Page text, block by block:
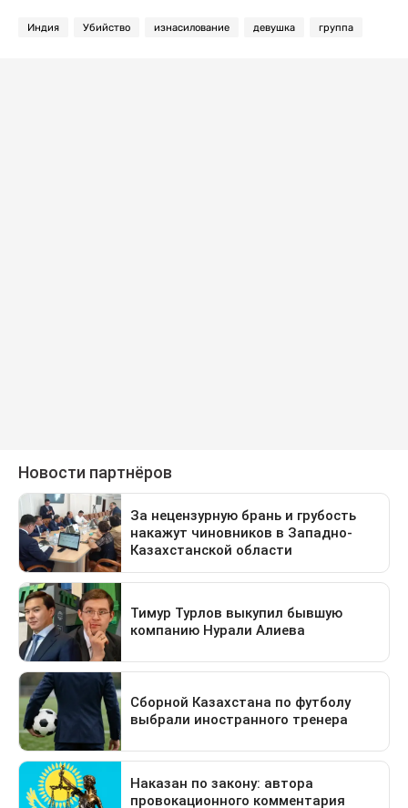
Индия Убийство изнасилование девушка группа